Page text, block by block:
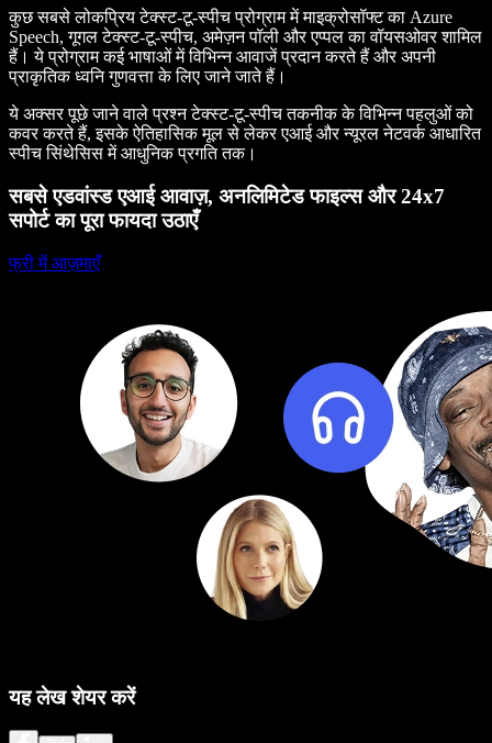
कुछ सबसे लोकप्रिय टेक्स्ट-टू-स्पीच प्रोग्राम में माइक्रोसॉफ्ट का Azure
Speech, गूगल टेक्स्ट-टू-स्पीच, अमेज़न पॉली और एप्पल का वॉयसओवर शामिल
हैं। ये प्रोग्राम कई भाषाओं में विभिन्न आवाजें प्रदान करते हैं और अपनी
प्राकृतिक ध्वनि गुणवत्ता के लिए जाने जाते हैं।
ये अक्सर पूछे जाने वाले प्रश्न टेक्स्ट-टू-स्पीच तकनीक के विभिन्न पहलुओं को
कवर करते हैं, इसके ऐतिहासिक मूल से लेकर एआई और न्यूरल नेटवर्क आधारित
स्पीच सिंथेसिस में आधुनिक प्रगति तक।
सबसे एडवांस्ड एआई आवाज़, अनलिमिटेड फाइल्स और 24x7
सपोर्ट का पूरा फायदा उठाएँ
फ्री में आज़माएँ
यह लेख शेयर करें